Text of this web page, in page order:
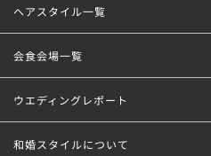
ヘアスタイル一覧
会食会場一覧
ウエディングレポート
和婚スタイルについて